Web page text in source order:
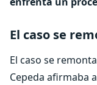
El caso se
El caso se
Cepeda afirmaba